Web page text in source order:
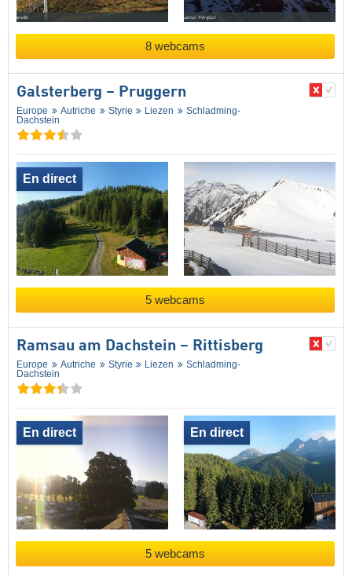
8 webcams
Galsterberg – Pruggern
Europe Autriche Styrie Liezen
Schladming-
Dachstein
En direct
5 webcams
Ramsau am Dachstein – Rittisberg
Europe Autriche Styrie Liezen
Schladming-
Dachstein
En direct En direct
5 webcams